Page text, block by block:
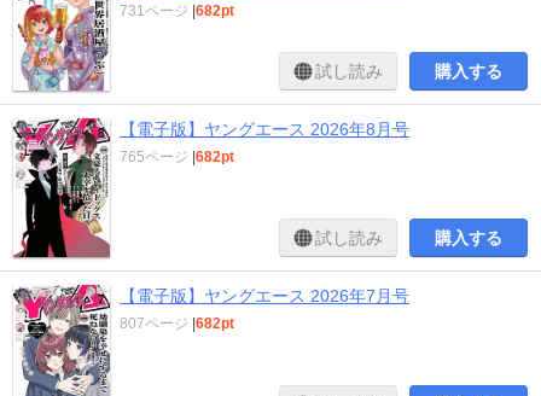
731ページ |682pt
試し読み 購入する
【電子版】ヤングエース 2026年8月号
765ページ 682pt
試し読み 購入する
【電子版】ヤングエース 2026年7月号
807ページ 682pt